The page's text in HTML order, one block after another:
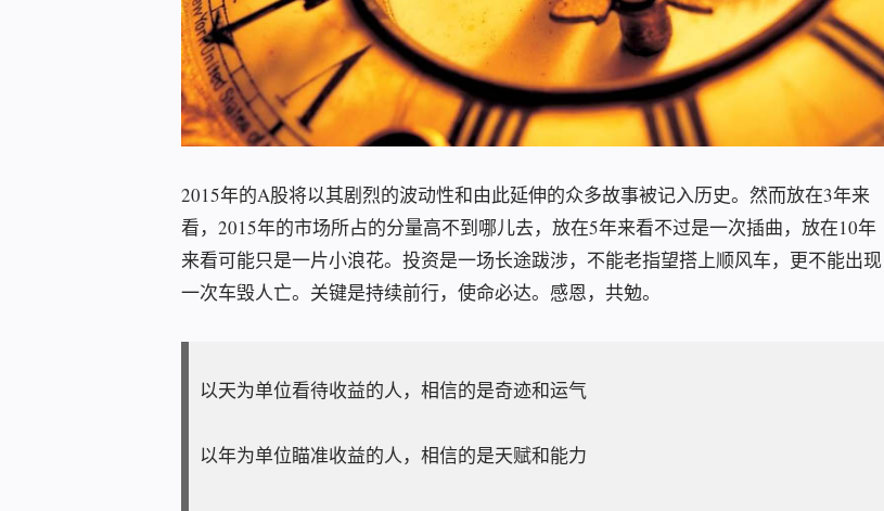
2015年的A股将以其剧烈的波动性和由此延伸的众多故事被记入历史。然而放在3年来
看，2015年的市场所占的分量高不到哪儿去，放在5年来看不过是一次插曲，放在10年
来看可能只是一片小浪花。投资是一场长途跋涉，不能老指望搭上顺风车，更不能出现
一次车毁人亡。关键是持续前行，使命必达。感恩，共勉。
以天为单位看待收益的人，相信的是奇迹和运气
以年为单位瞄准收益的人，相信的是天赋和能力